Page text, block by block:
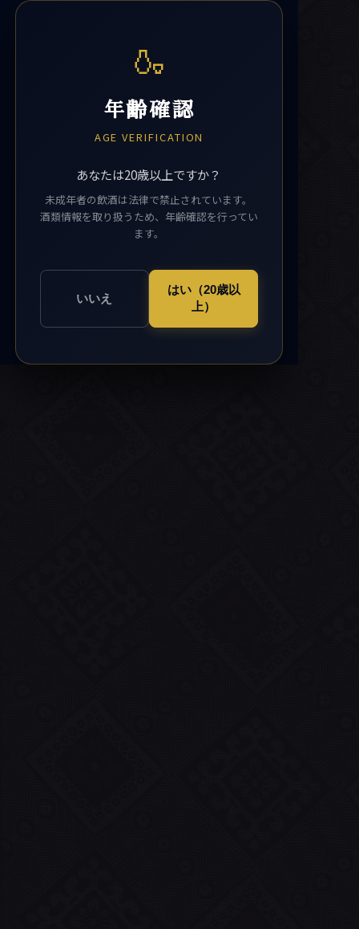
🍶
年齢確認
AGE VERIFICATION
あなたは20歳以上ですか？
未成年者の飲酒は法律で禁止されています。
酒類情報を取り扱うため、年齢確認を行ってい
ます。
いいえ
はい（20歳以
上）